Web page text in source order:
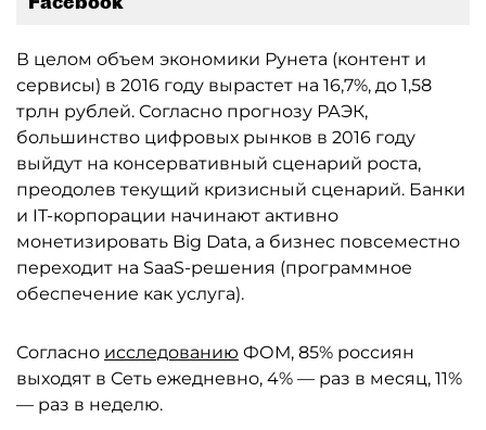
В целом объем экономики Рунета (контент и
сервисы) в 2016 году вырастет на 16,7%, до 1,58
трлн рублей. Согласно прогнозу РАЭК,
большинство цифровых рынков в 2016 году
выйдут на консервативный сценарий роста,
преодолев текущий кризисный сценарий. Банки
и IT-корпорации начинают активно
монетизировать Big Data, а бизнес повсеместно
переходит на SaaS-решения (программное
обеспечение как услуга).
Согласно исследованию ФОМ, 85% россиян
выходят в Сеть ежедневно, 4% — раз в месяц, 11%
— раз в неделю.